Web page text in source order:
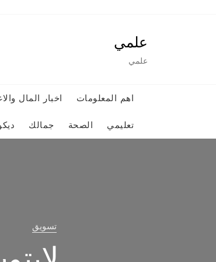
علمي
علمي
اهم المعلومات اخبار المال
تعليمي الصحة جمالك
تسويق
TO
MOBILE
رشق